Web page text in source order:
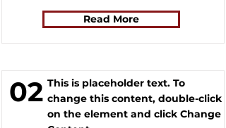
Read More
02 This is placeholder text. To
change this content, double-click
on the element and click Change